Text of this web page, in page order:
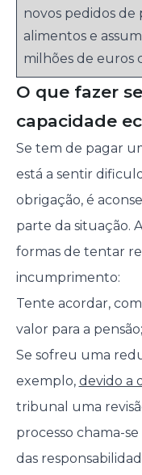
novos pedidos de
alimentos e
milhões de euros
O que fazer
capacidade
Se tem de pagar
está a sentir
obrigação, é
parte da situação.
formas de tentar
incumprimento:
Tente acordar,
valor para a pensão;
Se sofreu uma
exemplo, devido a
tribunal uma
processo chama-
das